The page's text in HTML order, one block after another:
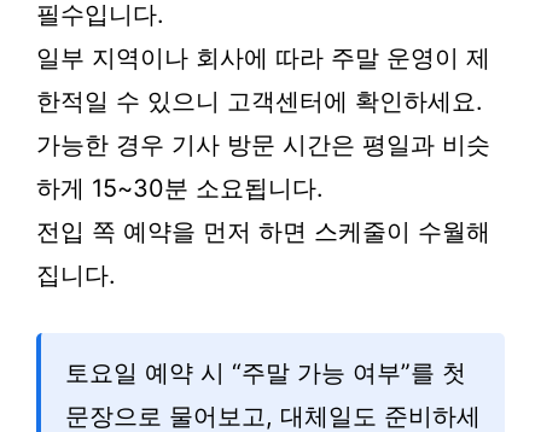
필수입니다.
일부 지역이나 회사에 따라 주말 운영이 제
한적일 수 있으니 고객센터에 확인하세요.
가능한 경우 기사 방문 시간은 평일과 비슷
하게 15~30분 소요됩니다.
전입 쪽 예약을 먼저 하면 스케줄이 수월해
집니다.
토요일 예약 시 “주말 가능 여부”를 첫
문장으로 물어보고, 대체일도 준비하세